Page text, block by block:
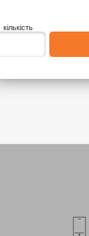
кількість